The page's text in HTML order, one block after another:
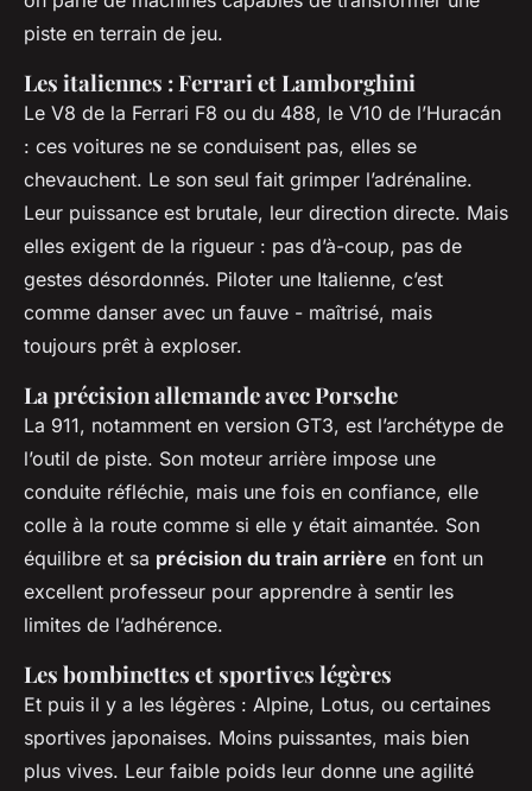
piste en terrain de jeu.
Les italiennes : Ferrari et Lamborghini
Le V8 de la Ferrari F8 ou du 488, le V10 de l’Huracán
: ces voitures ne se conduisent pas, elles se
chevauchent. Le son seul fait grimper l’adrénaline.
Leur puissance est brutale, leur direction directe. Mais
elles exigent de la rigueur : pas d’à-coup, pas de
gestes désordonnés. Piloter une Italienne, c’est
comme danser avec un fauve - maîtrisé, mais
toujours prêt à exploser.
La précision allemande avec Porsche
La 911, notamment en version GT3, est l’archétype de
l’outil de piste. Son moteur arrière impose une
conduite réfléchie, mais une fois en confiance, elle
colle à la route comme si elle y était aimantée. Son
équilibre et sa précision du train arrière en font un
excellent professeur pour apprendre à sentir les
limites de l’adhérence.
Les bombinettes et sportives légères
Et puis il y a les légères : Alpine, Lotus, ou certaines
sportives japonaises. Moins puissantes, mais bien
plus vives. Leur faible poids leur donne une agilité